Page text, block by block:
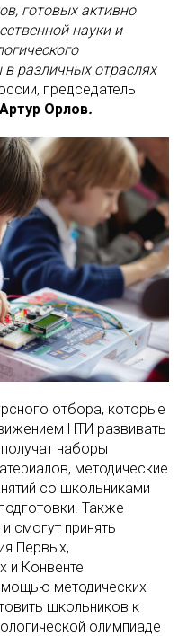
готовых активно
науки и
различных отраслях
председатель
Артур Орлов.
отбора, которые
НТИ развивать
наборы
методические
со школьниками
Также
смогут принять
Первых,
и Конвенте
методических
школьников к
олимпиаде